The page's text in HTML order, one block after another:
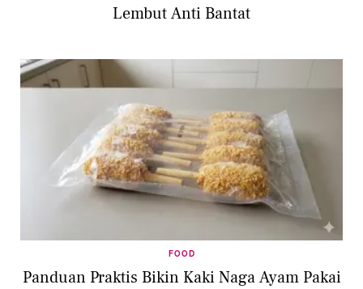
Lembut Anti Bantat
FOOD
Panduan Praktis Bikin Kaki Naga Ayam Pakai